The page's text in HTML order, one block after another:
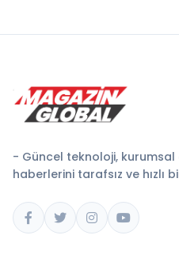
- Güncel teknoloji,
haberlerini tarafsız ve hızlı